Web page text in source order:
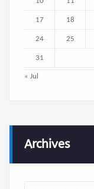
17 18
24 25
31
« Jul
Archives